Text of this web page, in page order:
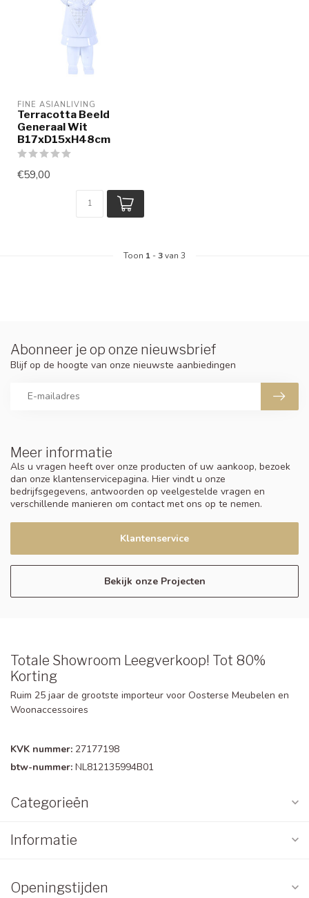
FINE ASIANLIVING
Terracotta Beeld
Generaal Wit
B17xD15xH48cm
€59,00
Toon 1 -3van 3
Meer informatie
Als u vragen heeft over onze producten of uw aankoop, bezoek
dan onze klantenservicepagina. Hier vindt u onze
bedrijfsgegevens, antwoorden op veelgestelde vragen en
verschillende manieren om contact met ons op te nemen.
Klantenservice
Bekijk onze Projecten
Abonneer je op onze nieuwsbrief
Blijf op de hoogte van onze nieuwste aanbiedingen
Totale Showroom Leegverkoop! Tot 80%
Korting
Ruim 25 jaar de grootste importeur voor Oosterse Meubelen en
Woonaccessoires
KVK nummer: 27177198
btw-nummer: NL812135994B01
Categorieën
Informatie
Openingstijden